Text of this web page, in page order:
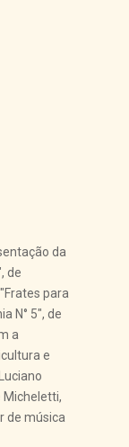
da
de
para
N° 5", de
a
e
Micheletti,
de música